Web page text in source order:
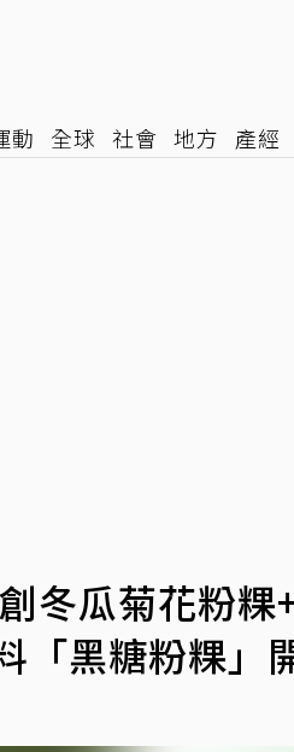
動 全球 社會 地方 產經
冬瓜菊花粉粿
「黑糖粉粿」